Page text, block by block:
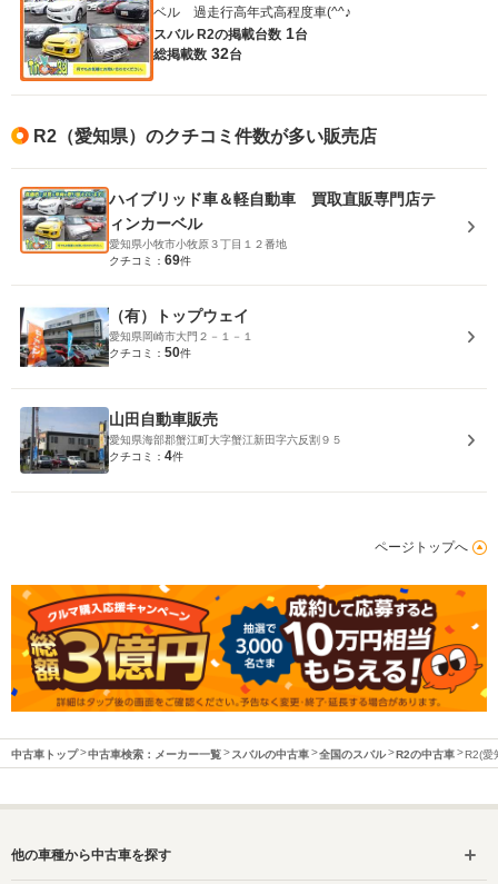
ベル 過走行高年式高程度車(^^♪
スバル R2の掲載台数 1台
総掲載数 32台
R2（愛知県）のクチコミ件数が多い販売店
ハイブリッド車＆軽自動車 買取直販専門店テ
ィンカーベル
愛知県小牧市小牧原３丁目１２番地
クチコミ： 69件
（有）トップウェイ
愛知県岡崎市大門２－１－１
クチコミ： 50件
山田自動車販売
愛知県海部郡蟹江町大字蟹江新田字六反割９５
クチコミ： 4件
ページトップへ
中古車トップ 中古車検索：メーカー一覧 スバルの中古車 全国のスバル R2の中古車 R2(愛
他の車種から中古車を探す